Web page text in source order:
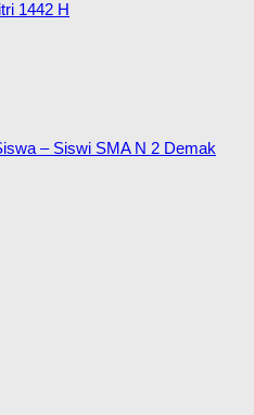
1442 H
– Siswi SMA N 2 Demak